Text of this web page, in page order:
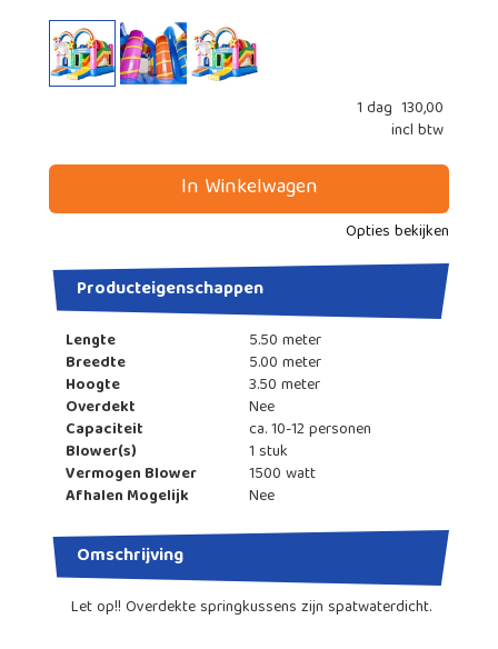
1 dag 130,00
incl btw
In Winkelwagen
Opties bekijken
Producteigenschappen
Lengte
5.50 meter
Breedte
5.00 meter
Hoogte
3.50 meter
Overdekt
Nee
Capaciteit
ca. 10-12 personen
Blower(s)
1 stuk
Vermogen Blower
1500 watt
Afhalen Mogelijk
Nee
Omschrijving
Let op!! Overdekte springkussens zijn spatwaterdicht.